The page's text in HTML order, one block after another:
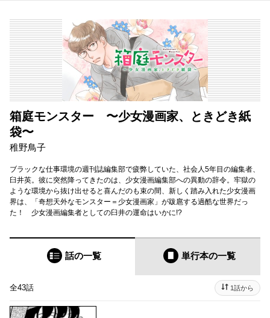
箱庭モンスター 〜少女漫画家、ときどき紙
袋〜
稚野鳥子
ブラックな仕事環境の週刊誌編集部で疲弊していた、社会人5年目の編集者、
臼井英。彼に突然降ってきたのは、少女漫画編集部への異動の辞令。牢獄の
ような環境から抜け出せると喜んだのも束の間、新しく踏み入れた少女漫画
界は、「奇想天外なモンスター＝少女漫画家」が跋扈する過酷な世界だっ
た！ 少女漫画編集者としての臼井の運命はいかに!?
話の一覧 単行本の一覧
全43話 1話から